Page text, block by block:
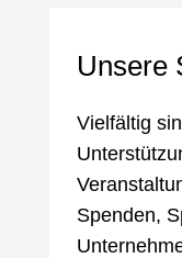
Unsere
Vielfältig
Spenden,